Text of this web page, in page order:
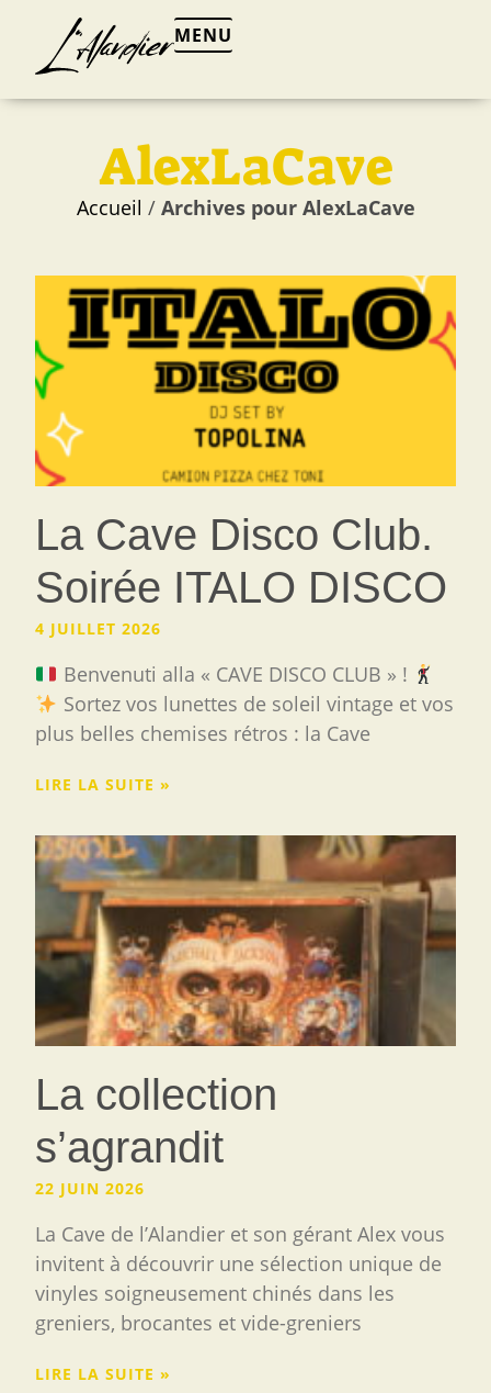
MENU
AlexLaCave
Accueil / Archives pour AlexLaCave
La Cave Disco Club.
Soirée ITALO DISCO
4 JUILLET 2026
Benvenuti alla « CAVE DISCO CLUB » !
Sortez vos lunettes de soleil vintage et vos
plus belles chemises rétros : la Cave
LIRE LA SUITE »
La collection
s’agrandit
22 JUIN 2026
La Cave de l’Alandier et son gérant Alex vous
invitent à découvrir une sélection unique de
vinyles soigneusement chinés dans les
greniers, brocantes et vide-greniers
LIRE LA SUITE »